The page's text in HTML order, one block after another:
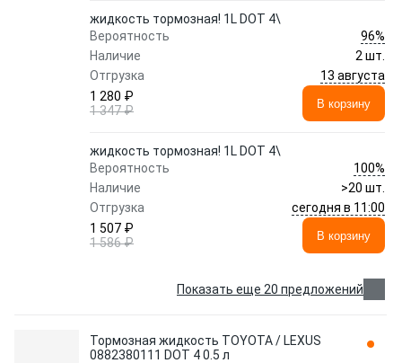
жидкость тормозная! 1L DOT 4\
Вероятность
96%
Наличие
2 шт.
Отгрузка
13 августа
1 280 ₽
1 347 ₽
В корзину
жидкость тормозная! 1L DOT 4\
Вероятность
100%
Наличие
>20 шт.
Отгрузка
сегодня в 11:00
1 507 ₽
1 586 ₽
В корзину
Показать еще 20 предложений
Тормозная жидкость TOYOTA / LEXUS
0882380111 DOT 4 0.5 л